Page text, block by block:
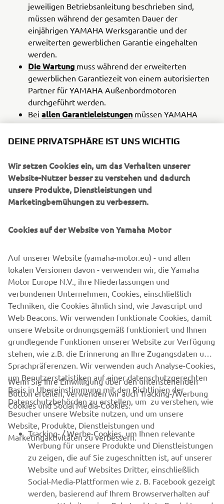
jeweiligen Betriebsanleitung beschrieben sind,
müssen während der gesamten Dauer der
einjährigen YAMAHA Werksgarantie und der
erweiterten gewerblichen Garantie eingehalten
werden.
Die Wartung muss während der erweiterten
gewerblichen Garantiezeit von einem autorisierten
Partner für YAMAHA Außenbordmotoren
durchgeführt werden.
Bei allen Garantieleistungen müssen YAMAHA
Originalteile und Yamalube Schmierstoffe
verwendet werden.
Für Yamaha Außenbordmotoren ab dem Baujahr 2008, die
von Yamaha Motor Europe N.V. importiert werden und ab
2026 für die gewerbliche Nutzung erworben werden, gilt
eine 1-jährige Herstellergarantie (Freizeit drei Jahre). Alle
Nutzung in Europa gekauft und im Yamaha
ein zusätzliches Jahr Garantie, d. h. auf insgesamt zwei
Jahre mit einer Nutzungsdauer von maximal 1.000
Stunden. Die volle Garantie bedingt die Durchführung der
regelmäßigen Wartungsarbeiten, wie im entsprechenden
Yamaha Benutzerhandbuch angegeben. Die vollständigen
Bedingungen sind auf Anfrage bei deinem Partner
erhältlich.
UNTERNEHMEN
B2B
MEHR VON YAMAHA
SUPPORT
DEINE PRIVATSPHÄRE IST UNS WICHTIG
Wir setzen Cookies ein, um das Verhalten unserer
Website-Nutzer besser zu verstehen und dadurch
unsere Produkte, Dienstleistungen und
Marketingbemühungen zu verbessern.
Cookies auf der Website von Yamaha Motor
Auf unserer Website (yamaha-motor.eu) - und allen
lokalen Versionen davon - verwenden wir, die Yamaha
Motor Europe N.V., ihre Niederlassungen und
verbundenen Unternehmen, Cookies, einschließlich
Techniken, die Cookies ähnlich sind, wie Javascript und
Web Beacons. Wir verwenden funktionale Cookies, damit
unsere Website ordnungsgemäß funktioniert und Ihnen
grundlegende Funktionen unserer Website zur Verfügung
stehen, wie z.B. die Erinnerung an Ihre Zugangsdaten und
Sprachpräferenzen. Wir verwenden auch Analyse-Cookies,
um Benutzerstatistiken auf einer datenschutzgerechten
Basis in Übereinstimmung mit den Richtlinien der
Datenschutzbehörden zu erstellen, um zu verstehen, wie
Besucher unsere Website nutzen, und um unsere
Website, Produkte, Dienstleistungen und
Marketingaktivitäten zu verbessern.
Wenn Sie Ihre Einwilligung über den untenstehenden
Button erteilen, verwenden wir auch Tracking-/Werbung
Cookies und Social Media-Cookies:
Tracking- / Werbe-Cookies, um Ihnen relevante
Werbung für unsere Produkte und Dienstleistungen
zu zeigen, die auf Sie zugeschnitten ist, auf unserer
Website und auf Websites Dritter, einschließlich
Social-Media-Plattformen wie z. B. Facebook gezeigt
werden, basierend auf Ihrem Browserverhalten auf